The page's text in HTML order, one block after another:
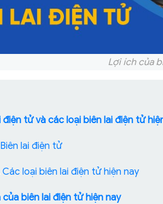
Lợi ích của
điện tử và các loại biên lai điện tử
Biên lai điện tử
Các loại biên lai điện tử hiện nay
của biên lai điện tử hiện nay